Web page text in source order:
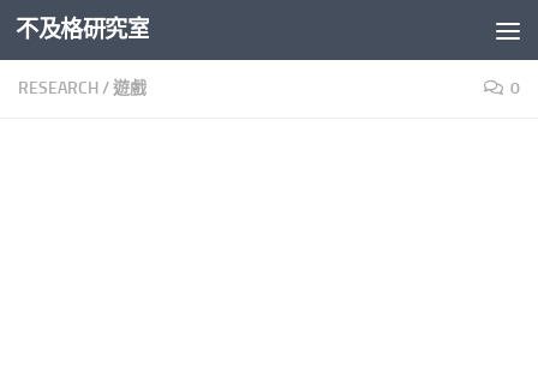
Skip to content
不及格研究室
RESEARCH/遊戲 0